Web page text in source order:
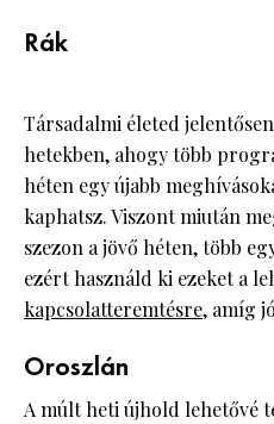
Rák
Társadalmi életed
hetekben, ahogy több
héten egy újabb
kaphatsz. Viszont miután
szezon a jövő héten, több
ezért használd ki ezeket a
kapcsolatteremtésre, amíg
Oroszlán
A múlt heti újhold lehetővé